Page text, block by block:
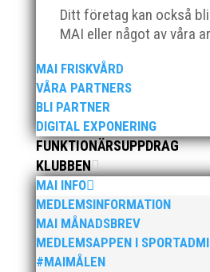
Ditt företag kan också
MAI eller något av våra
MAI FRISKVÅRD
VÅRA PARTNERS
BLI PARTNER
DIGITAL EXPONERING
FUNKTIONÄRSUPPDRAG
KLUBBEN
MAI INFO
MEDLEMSINFORMATION
MAI MÅNADSBREV
MEDLEMSAPPEN I
#MAIMÅLEN
priset ”Årets pulshöjare”, och
ordförande Fredrik Wennolf på
Som traditionen bjuder så var vi
från MAI RUNNERS som sprang
Sylvesterloppet på självaste
enkel, ett eller två varv runt
respektive 5,4 kilometer), med